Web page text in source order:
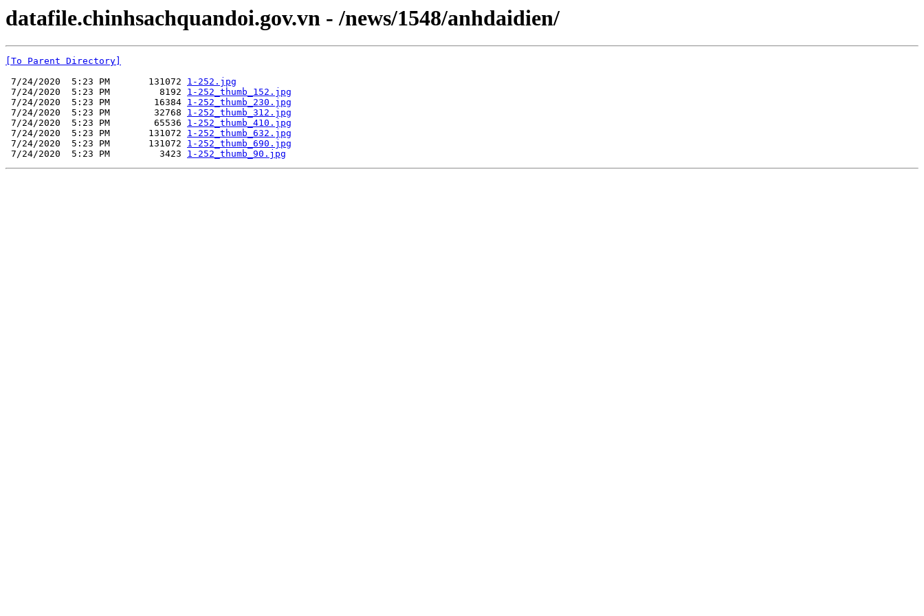
datafile.chinhsachquandoi.gov.vn - /news/1548/anhdaidien/
[To Parent Directory]
7/24/2020  5:23 PM       131072 1-252.jpg
7/24/2020  5:23 PM         8192 1-252_thumb_152.jpg
7/24/2020  5:23 PM        16384 1-252_thumb_230.jpg
7/24/2020  5:23 PM        32768 1-252_thumb_312.jpg
7/24/2020  5:23 PM        65536 1-252_thumb_410.jpg
7/24/2020  5:23 PM       131072 1-252_thumb_632.jpg
7/24/2020  5:23 PM       131072 1-252_thumb_690.jpg
7/24/2020  5:23 PM         3423 1-252_thumb_90.jpg